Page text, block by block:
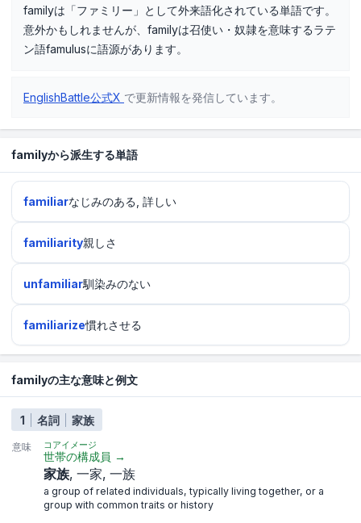
familyは「ファミリー」として外来語化されている単語です。
意外かもしれませんが、familyは召使い・奴隷を意味するラテ
ン語famulusに語源があります。
EnglishBattle公式X で更新情報を発信しています。
familyから派生する単語
familiarなじみのある, 詳しい
familiarity親しさ
unfamiliar馴染みのない
familiarize慣れさせる
familyの主な意味と例文
1 名詞 家族
意味 コアイメージ
世帯の構成員 →
家族 一家 一族
a group of related individuals, typically living together, or a
group with common traits or history